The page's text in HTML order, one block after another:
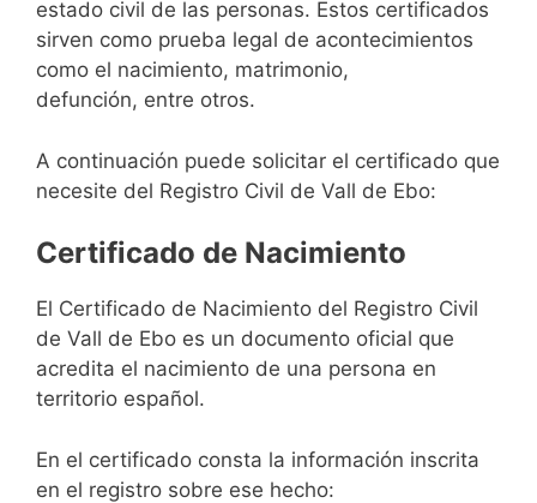
estado civil de las personas. Estos certificados
sirven como prueba legal de acontecimientos
como el nacimiento, matrimonio,
defunción, entre otros.
A continuación puede solicitar el certificado que
necesite del Registro Civil de Vall de Ebo:
Certificado de Nacimiento
El Certificado de Nacimiento del Registro Civil
de Vall de Ebo es un documento oficial que
acredita el nacimiento de una persona en
territorio español.
En el certificado consta la información inscrita
en el registro sobre ese hecho: